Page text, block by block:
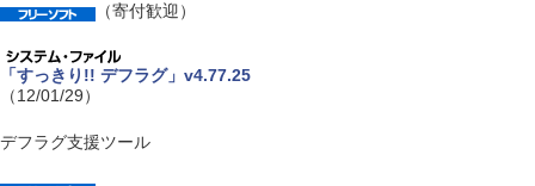
（寄付歓迎）
「すっきり!! デフラグ」v4.77.25
（12/01/29）
デフラグ支援ツール